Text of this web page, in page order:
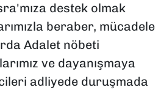
destek olmak
beraber, mücadele
Adalet nöbeti
ve dayanışmaya
adliyede duruşmada